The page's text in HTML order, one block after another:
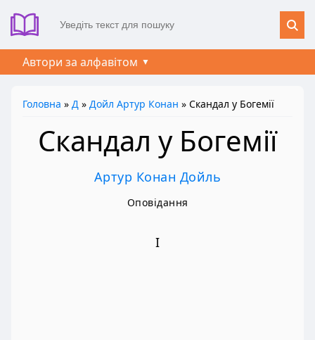
Автори за алфавітом
Головна » Д » Дойл Артур Конан » Скандал у Богемії
Скандал у Богемії
Артур Конан Дойль
Оповідання
І